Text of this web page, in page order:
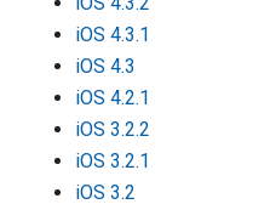
iOS 4.3.1
iOS 4.3
iOS 4.2.1
iOS 3.2.2
iOS 3.2.1
iOS 3.2